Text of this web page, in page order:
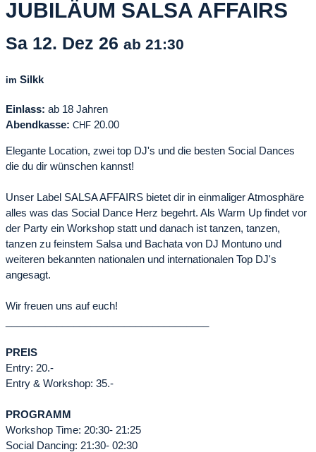
JUBILÄUM SALSA AFFAIRS
Sa 12. Dez 26 ab 21:30
im Silkk
Einlass: ab 18 Jahren
Abendkasse: CHF 20.00
Elegante Location, zwei top DJ's und die besten Social Dances
die du dir wünschen kannst!
Unser Label SALSA AFFAIRS bietet dir in einmaliger Atmosphäre
alles was das Social Dance Herz begehrt. Als Warm Up findet vor
der Party ein Workshop statt und danach ist tanzen, tanzen,
tanzen zu feinstem Salsa und Bachata von DJ Montuno und
weiteren bekannten nationalen und internationalen Top DJ's
angesagt.
Wir freuen uns auf euch!
PREIS
Entry: 20.-
Entry & Workshop: 35.-
PROGRAMM
Workshop Time: 20:30- 21:25
Social Dancing: 21:30- 02:30